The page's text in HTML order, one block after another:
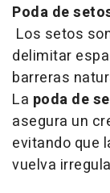
Poda de
Los setos
delimitar
barreras
La poda de
asegura un
evitando que
vuelva